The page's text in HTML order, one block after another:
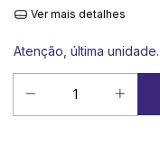
Ver mais detalhes
Atenção, última unidade.